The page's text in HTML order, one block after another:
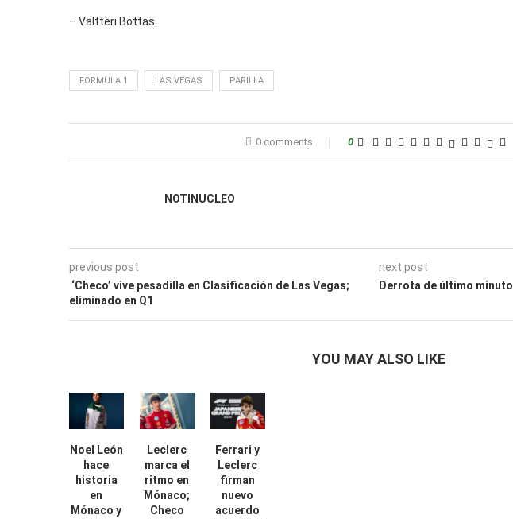
– Valtteri Bottas.
FORMULA 1 LAS VEGAS PARILLA
0 comments 0
NOTINUCLEO
previous post
‘Checo’ vive pesadilla en Clasificación de Las Vegas;
eliminado en Q1
next post
Derrota de último minuto
YOU MAY ALSO LIKE
Noel León
hace
historia
en
Mónaco y
Leclerc
marca el
ritmo en
Mónaco;
Checo
Ferrari y
Leclerc
firman
nuevo
acuerdo